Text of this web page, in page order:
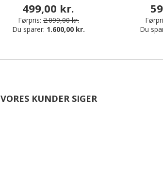
499,00 kr.
Førpris: 2.099,00 kr.
Du sparer: 1.600,00 kr.
Du
VORES KUNDER SIGER